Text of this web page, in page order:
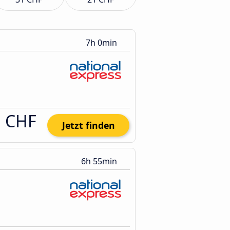
7h 0min
Jetzt finden
6h 55min